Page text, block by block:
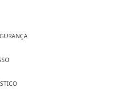
alta qualidade onde
isso, somado a uma
e especialistas
solicitando